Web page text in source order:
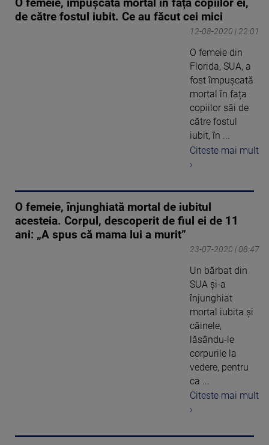
O femeie, împușcată mortal în fața copiilor ei,
de către fostul iubit. Ce au făcut cei mici
12-08-2020 | 22:01
O femeie din
Florida, SUA, a
fost împușcată
mortal în fața
copiilor săi de
către fostul
iubit, în ...
Citeste mai mult
›
O femeie, înjunghiată mortal de iubitul
acesteia. Corpul, descoperit de fiul ei de 11
ani: „A spus că mama lui a murit”
23-07-2020 | 08:47
Un bărbat din
SUA și-a
înjunghiat
mortal iubita și
câinele,
lăsându-le
corpurile la
vedere, pentru
ca ...
Citeste mai mult
›